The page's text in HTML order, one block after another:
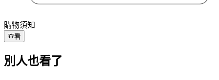
購物須知
查看
別人也看了